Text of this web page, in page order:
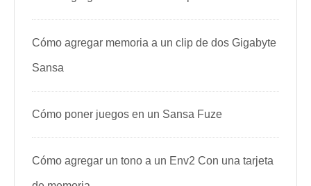
Cómo agregar memoria a un clip de dos Gigabyte
Sansa
Cómo poner juegos en un Sansa Fuze
Cómo agregar un tono a un Env2 Con una tarjeta